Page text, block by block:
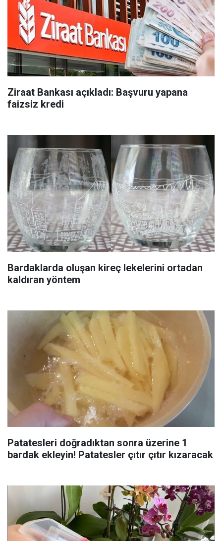
Ziraat Bankası açıkladı: Başvuru yapana
faizsiz kredi
Bardaklarda oluşan kireç lekelerini ortadan
kaldıran yöntem
Patatesleri doğradıktan sonra üzerine 1
bardak ekleyin! Patatesler çıtır çıtır kızaracak